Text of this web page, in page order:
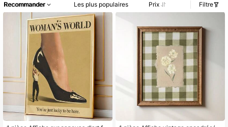
Recommander Les plus populaires Prix Filtre